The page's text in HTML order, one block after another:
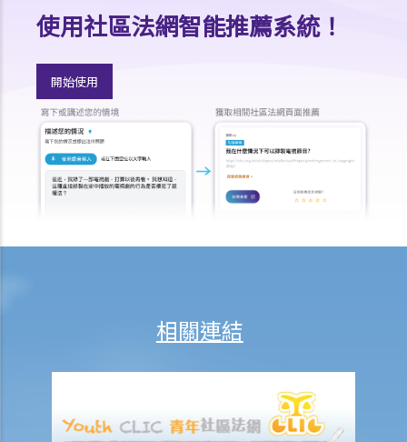
2. 當正本遺囑丟失，只有遺囑副本時，可以申領授予遺囑認證書嗎？
人，遺囑執行人可以做什麼？
4. 遺產管理書 (在無遺囑而去世的情況下)
1. 資格
1. 如果有人根據優先次序中有權獲得遺產管理書，但他失蹤了或拒絕申
請遺產管理書。另一個人可以申請嗎？他需要做什麼？
妹因年事已高不想申請遺產管理書。我父親或我可以申請遺產管理書
1. 如果立遺囑人在生前公開表示已經訂立遺囑，但在其死後未能找到遺
使用社區法網智能推薦系統！
開始使用
相關連結